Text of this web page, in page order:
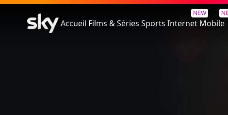
Accueil Films & Séries Sports
NEW
Internet Mobile
Dans Les Yeux De Tammy Faye